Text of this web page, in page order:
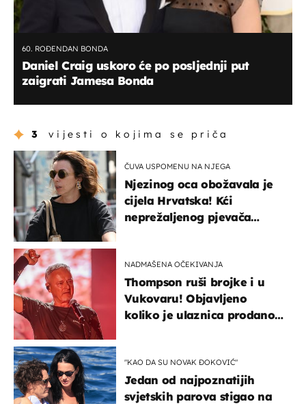
60. ROĐENDAN BONDA
Daniel Craig uskoro će po posljednji put
zaigrati Jamesa Bonda
3 vijesti o kojima se priča
ČUVA USPOMENU NA NJEGA
Njezinog oca obožavala je
cijela Hrvatska! Kći
neprežaljenog pjevača
NADMAŠENA OČEKIVANJA
Thompson ruši brojke i u
Vukovaru! Objavljeno
koliko je ulaznica prodano
"KAO DA SU NOVAK ĐOKOVIĆ"
Jedan od najpoznatijih
svjetskih parova stigao na